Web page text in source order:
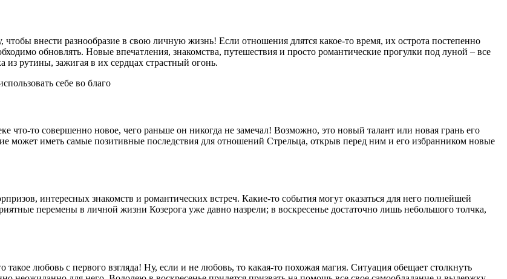
внести разнообразие в свою личную жизнь! Если отношения длятся какое-то время, их острота постепенно
обновлять. Новые впечатления, знакомства, путешествия и просто романтические прогулки под луной – все
из рутины, зажигая в их сердцах страстный огонь.
себе во благо
что-то совершенно новое, чего раньше он никогда не замечал! Возможно, это новый талант или новая грань его
может иметь самые позитивные последствия для отношений Стрельца, открыв перед ним и его избранником новые
интересных знакомств и романтических встреч. Какие-то события могут оказаться для него полнейшей
перемены в личной жизни Козерога уже давно назрели; в воскресенье достаточно лишь небольшого толчка,
любовь с первого взгляда! Ну, если и не любовь, то какая-то похожая магия. Ситуация обещает столкнуть